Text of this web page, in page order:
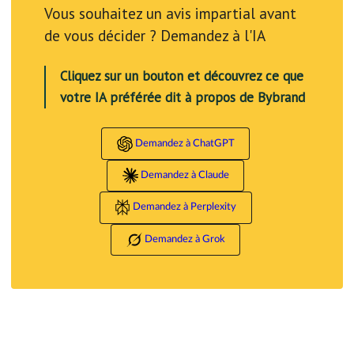
Vous souhaitez un avis impartial avant
de vous décider ? Demandez à l'IA
Cliquez sur un bouton et découvrez ce que
votre IA préférée dit à propos de Bybrand
Demandez à ChatGPT
Demandez à Claude
Demandez à Perplexity
Demandez à Grok